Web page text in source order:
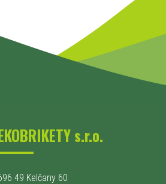
s.r.o.
49 Kelčany 60